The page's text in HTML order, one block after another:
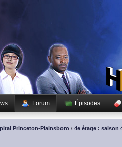
Forum Épisodes
Princeton-Plainsboro ‹ 4e étage : saison